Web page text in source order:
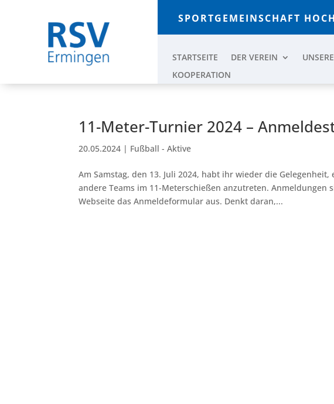
SPORTGEMEINSCHAFT
STARTSEITE DER VEREIN
KOOPERATION
11-Meter-Turnier 2024 –
20.05.2024 | Fußball - Aktive
Am Samstag, den 13. Juli 2024, habt ihr wieder die
andere Teams im 11-Meterschießen anzutreten.
Webseite das Anmeldeformular aus. Denkt daran,...